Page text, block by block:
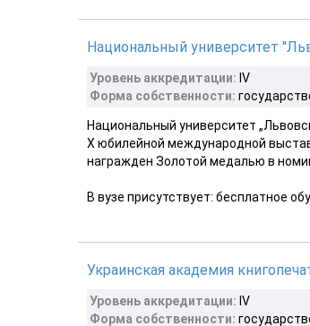
Национальный университет
Уровень аккредитации: ІV
Форма собственности:
Национальный университет
Х юбилейной международной
награжден Золотой медалью в
В вузе присутствует: бесплатное
Украинская академия
Уровень аккредитации: IV
Форма собственности: